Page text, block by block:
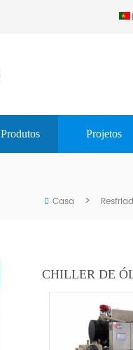
Produtos Projetos
Casa >
CHILLER DE